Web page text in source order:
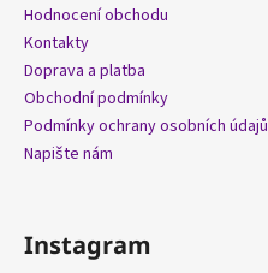
Hodnocení obchodu
Kontakty
Doprava a platba
Obchodní podmínky
Podmínky ochrany osobních údajů
Napište nám
Instagram